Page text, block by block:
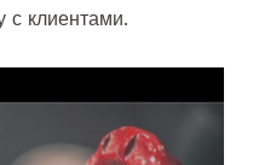
с клиентами.